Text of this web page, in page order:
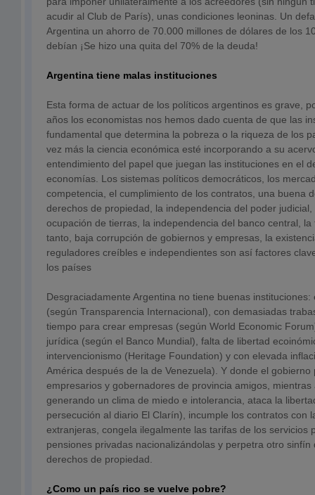
acudir al Club de París), unas condiciones leoninas. Un
Argentina un ahorro de 70.000 millones de dólares de los
debían ¡Se hizo una quita del 70% de la deuda!
Argentina tiene malas instituciones
Esta forma de actuar de los políticos argentinos es grave,
años los economistas nos hemos dado cuenta de que las
fundamental que determina la pobreza o la riqueza de los
vez más la ciencia económica esté incorporando a su
entendimiento del papel que juegan las instituciones en el
economías. Los sistemas políticos democráticos, los
competencia, el cumplimiento de los contratos, una buena
derechos de propiedad, la independencia del poder
ocupación de tierras, la independencia del banco central,
tanto, baja corrupción de gobiernos y empresas, la
reguladores creíbles e independientes son así factores
los países
Desgraciadamente Argentina no tiene buenas
(según Transparencia Internacional), con demasiadas
tiempo para crear empresas (según World Economic
jurídica (según el Banco Mundial), falta de libertad
intervencionismo (Heritage Foundation) y con elevada
América después de la de Venezuela). Y donde el gobierno
empresarios y gobernadores de provincia amigos,
generando un clima de miedo e intolerancia, ataca la
persecución al diario El Clarín), incumple los contratos con
extranjeras, congela ilegalmente las tarifas de los servicios
pensiones privadas nacionalizándolas y perpetra otro sinfín
derechos de propiedad.
¿Como un país rico se vuelve pobre?